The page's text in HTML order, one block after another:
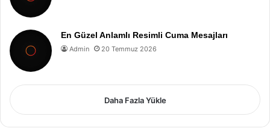
En Güzel Anlamlı Resimli Cuma Mesajları
Admin 20 Temmuz 2026
Daha Fazla Yükle